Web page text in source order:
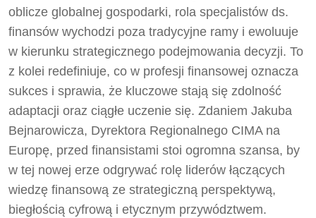
oblicze globalnej gospodarki, rola specjalistów ds.
finansów wychodzi poza tradycyjne ramy i ewoluuje
w kierunku strategicznego podejmowania decyzji. To
z kolei redefiniuje, co w profesji finansowej oznacza
sukces i sprawia, że kluczowe stają się zdolność
adaptacji oraz ciągłe uczenie się. Zdaniem Jakuba
Bejnarowicza, Dyrektora Regionalnego CIMA na
Europę, przed finansistami stoi ogromna szansa, by
w tej nowej erze odgrywać rolę liderów łączących
wiedzę finansową ze strategiczną perspektywą,
biegłością cyfrową i etycznym przywództwem.